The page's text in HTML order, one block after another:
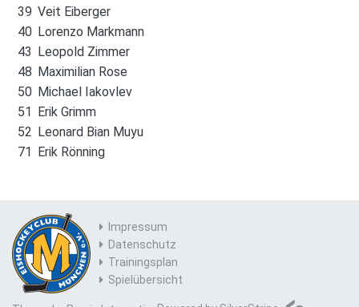
39 Veit Eiberger
40 Lorenzo Markmann
43 Leopold Zimmer
48 Maximilian Rose
50 Michael Iakovlev
51 Erik Grimm
52 Leonard Bian Muyu
71 Erik Rönning
Impressum
Datenschutz
Trainingsplan
Spielübersicht